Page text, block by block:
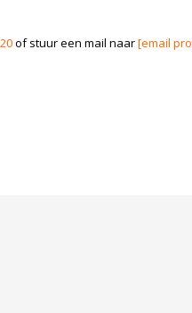
of stuur een mail naar[email